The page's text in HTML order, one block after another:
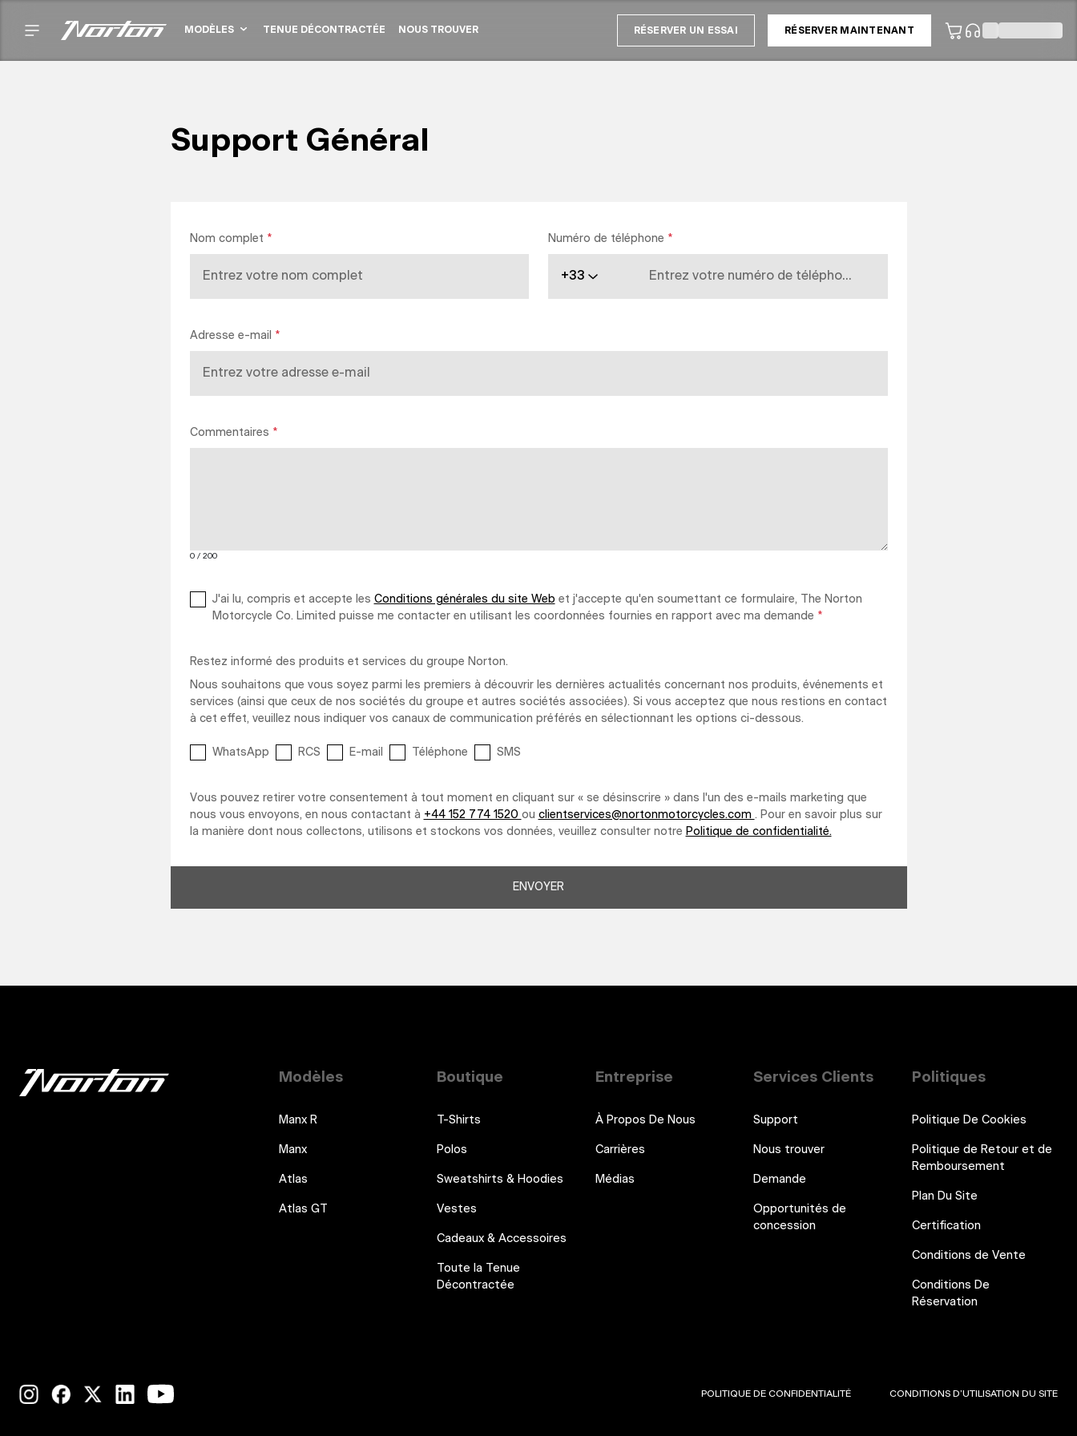
MODÈLES TENUE DÉCONTRACTÉE NOUS TROUVER RÉSERVER UN ESSAI RÉSERVER MAINTENANT
Support Général
Nom complet * Numéro de téléphone *
+33
Adresse e-mail *
Commentaires *
0/ 200
J'ai lu, compris et accepte les Conditions générales du site Web et j'accepte qu'en soumettant ce formulaire, The Norton
Motorcycle Co. Limited puisse me contacter en utilisant les coordonnées fournies en rapport avec ma demande *
Restez informé des produits et services du groupe Norton.
Nous souhaitons que vous soyez parmi les premiers à découvrir les dernières actualités concernant nos produits, événements et
services (ainsi que ceux de nos sociétés du groupe et autres sociétés associées). Si vous acceptez que nous restions en contact
à cet effet, veuillez nous indiquer vos canaux de communication préférés en sélectionnant les options ci-dessous.
WhatsApp RCS E-mail Téléphone SMS
Vous pouvez retirer votre consentement à tout moment en cliquant sur « se désinscrire » dans l'un des e-mails marketing que
nous vous envoyons, en nous contactant à +44 152 774 1520 ou clientservices@nortonmotorcycles.com . Pour en savoir plus sur
la manière dont nous collectons, utilisons et stockons vos données, veuillez consulter notre Politique de confidentialité.
ENVOYER
Modèles
Manx R
Manx
Atlas
Atlas GT
Boutique
T-Shirts
Polos
Sweatshirts & Hoodies
Vestes
Cadeaux & Accessoires
Toute la Tenue
Décontractée
Entreprise
À Propos De Nous
Carrières
Médias
Services Clients
Support
Nous trouver
Demande
Opportunités de
concession
Politiques
Politique De Cookies
Politique de Retour et de
Remboursement
Plan Du Site
Certification
Conditions de Vente
Conditions De
Réservation
POLITIQUE DE CONFIDENTIALITÉ CONDITIONS D’UTILISATION DU SITE